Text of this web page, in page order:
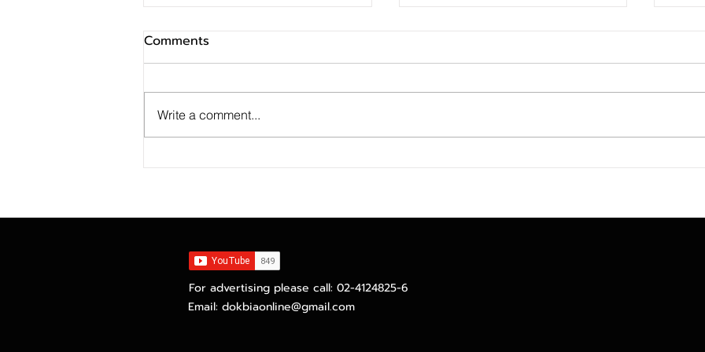
MTS Gold Investment
เงินเฟ้อไทย 7 เดือนแรกของปี
เคที
Comments
Write a comment...
For advertising please call: 02-4124825-6
Email: dokbiaonline@gmail.com